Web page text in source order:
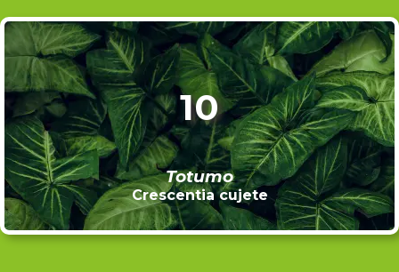
10
Totumo
Crescentia cujete